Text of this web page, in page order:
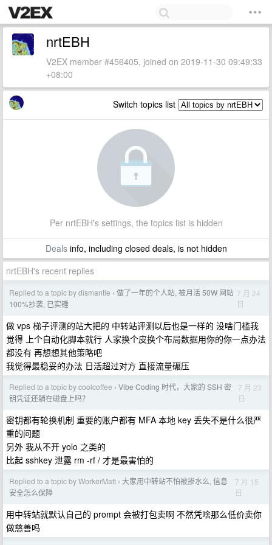
nrtEBH
V2EX member #456405, joined on 2019-11-30 09:49:33
+08:00
Switch topics list
Per nrtEBH's settings, the topics list is hidden
Dealsinfo, including closed deals, is not hidden
nrtEBH's recent replies
Replied to a topic by dismantle › 做了一年的个人站, 被月活 50W 网站
100%抄袭, 已实锤
7 月 24
日
做 vps 梯子评测的站大把的 中转站评测以后也是一样的 没啥门槛我
觉得 上个自动化脚本就行 人家换个皮换个布局数据用你的你一点办法
都没有 再想想其他策略吧
我觉得最稳妥的办法 日活超过对方 直接流量碾压
Replied to a topic by coolcoffee › Vibe Coding 时代，大家的 SSH 密
钥凭证还躺在磁盘上吗？
7 月 23
日
密钥都有轮换机制 重要的账户都有 MFA 本地 key 丢失不是什么很严
重的问题
另外 我从不开 yolo 之类的
比起 sshkey 泄露 rm -rf / 才是最害怕的
Replied to a topic by WorkerMatt › 大家用中转站不怕被掺水么, 信息
安全怎么保障
7 月 15
日
用中转站就默认自己的 prompt 会被打包卖啊 不然凭啥那么低价卖你
做慈善吗